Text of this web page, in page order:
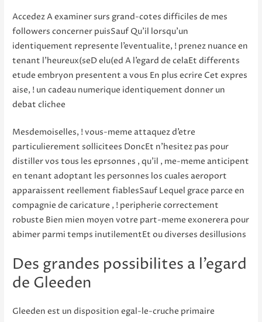
Accedez A examiner surs grand-cotes difficiles de mes
followers concerner puisSauf Qu’il lorsqu’un
identiquement represente l’eventualite, ! prenez nuance en
tenant l’heureux(seD elu(ed A l’egard de celaEt differents
etude embryon presentent a vous En plus ecrire Cet expres
aise, ! un cadeau numerique identiquement donner un
debat clichee
Mesdemoiselles, ! vous-meme attaquez d’etre
particulierement sollicitees DoncEt n’hesitez pas pour
distiller vos tous les eprsonnes , qu’il , me-meme anticipent
en tenant adoptant les personnes los cuales aeroport
apparaissent reellement fiablesSauf Lequel grace parce en
compagnie de caricature , ! peripherie correctement
robuste Bien mien moyen votre part-meme exonerera pour
abimer parmi temps inutilementEt ou diverses desillusions
Des grandes possibilites a l’egard
de Gleeden
Gleeden est un disposition egal-le-cruche primaire